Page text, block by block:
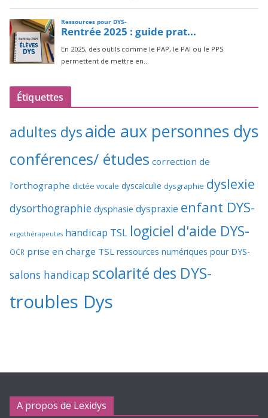
Étiquettes
adultes dysaide aux personnes dys
conférences/ études correction de
l'orthographe dictée vocale dyscalculie dysgraphie dyslexie
dysorthographie dysphasie dyspraxie enfant DYS-
ergothérapeutes handicap TSL logiciel d'aide DYS-
OCR prise en charge TSL ressources numériques pour DYS-
salons handicap scolarité des DYS-
troubles Dys
A propos de Lexidys